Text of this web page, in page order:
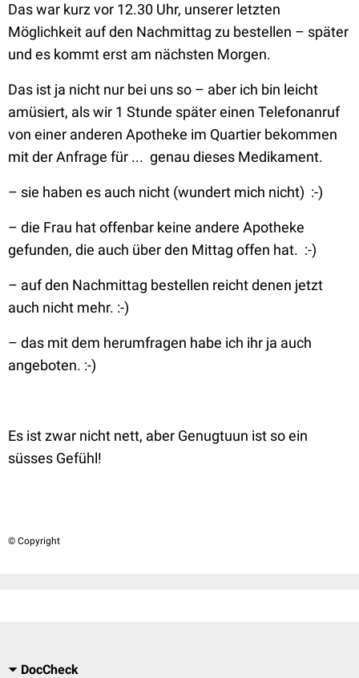
Das war kurz vor 12.30 Uhr, unserer letzten
Möglichkeit auf den Nachmittag zu bestellen – später
und es kommt erst am nächsten Morgen.
Das ist ja nicht nur bei uns so – aber ich bin leicht
amüsiert, als wir 1 Stunde später einen Telefonanruf
von einer anderen Apotheke im Quartier bekommen
mit der Anfrage für ... genau dieses Medikament.
– sie haben es auch nicht (wundert mich nicht) :-)
– die Frau hat offenbar keine andere Apotheke
gefunden, die auch über den Mittag offen hat. :-)
– auf den Nachmittag bestellen reicht denen jetzt
auch nicht mehr. :-)
– das mit dem herumfragen habe ich ihr ja auch
angeboten. :-)
Es ist zwar nicht nett, aber Genugtuun ist so ein
süsses Gefühl!
© Copyright
DocCheck